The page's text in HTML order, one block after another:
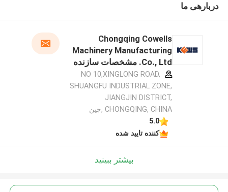
دربارهی ما
Chongqing Cowells
Machinery Manufacturing
Co., Ltd. مشخصات سازنده
NO 10,XINGLONG ROAD,
SHUANGFU INDUSTRIAL ZONE,
JIANGJIN DISTRICT,
CHONGQING, CHINA ,چین
5.0
کننده تایید شده
بیشتر ببینید